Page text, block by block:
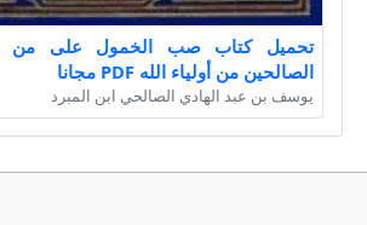
تحميل كتاب صب الخمول على من
الصالحين من أولياء الله PDF مجانا
يوسف بن عبد الهادي الصالحي ابن المبرد